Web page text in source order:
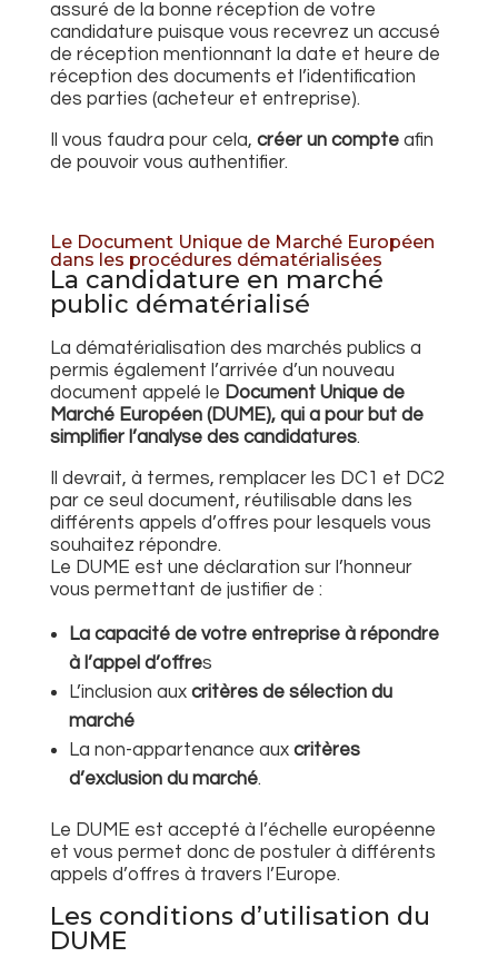
assuré de la bonne réception de votre
candidature puisque vous recevrez un accusé
de réception mentionnant la date et heure de
réception des documents et l’identification
des parties (acheteur et entreprise).
Il vous faudra pour cela, créer un compteafin
de pouvoir vous authentifier.
Le Document Unique de Marché Européen
dans les procédures dématérialisées
La candidature en marché
public dématérialisé
La dématérialisation des marchés publics a
permis également l’arrivée d’un nouveau
document appelé le Document Unique de
Marché Européen (DUME), qui a pour but de
simplifier l’analyse des candidatures.
Il devrait, à termes, remplacer les DC1 et DC2
par ce seul document, réutilisable dans les
différents appels d’offres pour lesquels vous
souhaitez répondre.
Le DUME est une déclaration sur l’honneur
vous permettant de justifier de :
La capacité de votre entreprise à répondre
à l’appel d’offres
L’inclusion aux critères de sélection du
marché
La non-appartenance aux critères
d’exclusion du marché.
Le DUME est accepté à l’échelle européenne
et vous permet donc de postuler à différents
appels d’offres à travers l’Europe.
Les conditions d’utilisation du
DUME